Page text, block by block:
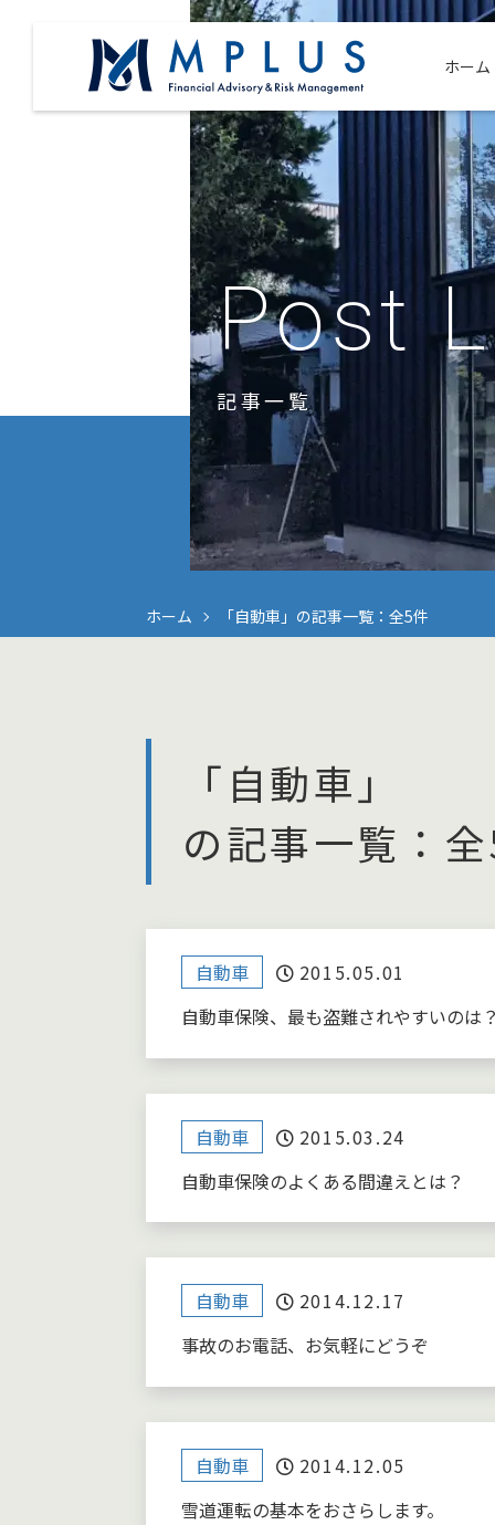
ホーム
Post
記事一覧
ホーム 「自動車」の記事一覧：全5件
「自動車」
の記事一覧：
自動車
2015.05.01
自動車保険、最も盗難されやすいのは
自動車
2015.03.24
自動車保険のよくある間違えとは？
自動車
2014.12.17
事故のお電話、お気軽にどうぞ
自動車
2014.12.05
雪道運転の基本をおさらします。